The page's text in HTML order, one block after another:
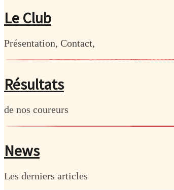
Le Club
Présentation, Contact,
Résultats
de nos coureurs
News
Les derniers articles